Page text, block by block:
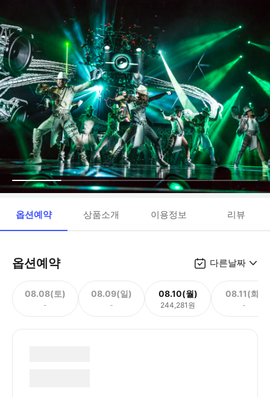
옵션예약 상품소개 이용정보 리뷰
옵션예약 다른날짜
08.08(토)
-
08.09(일)
-
08.10(월)
244,281원
08.11(화)
-